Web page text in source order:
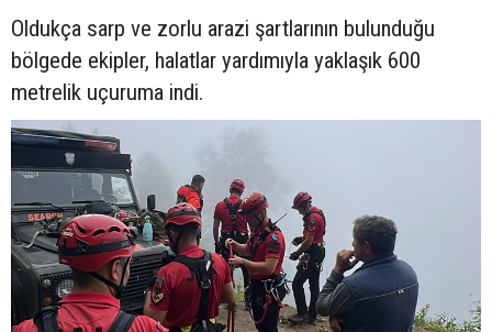
Oldukça sarp ve zorlu arazi şartlarının bulunduğu
bölgede ekipler, halatlar yardımıyla yaklaşık 600
metrelik uçuruma indi.